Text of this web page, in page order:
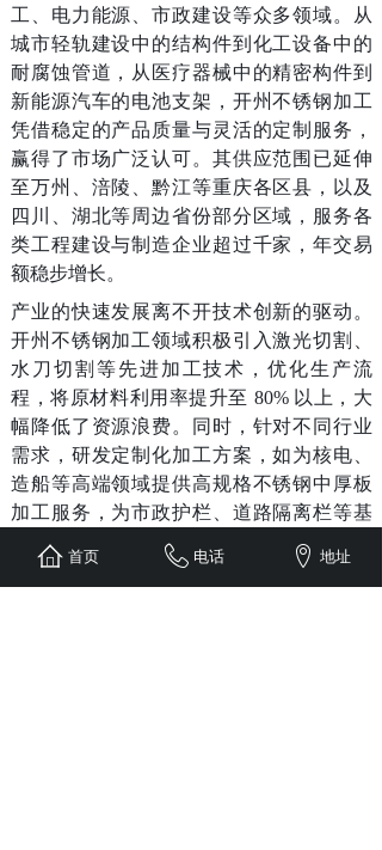
工、电力能源、市政建设等众多领域。从
城市轻轨建设中的结构件到化工设备中的
耐腐蚀管道，从医疗器械中的精密构件到
新能源汽车的电池支架，开州不锈钢加工
凭借稳定的产品质量与灵活的定制服务，
赢得了市场广泛认可。其供应范围已延伸
至万州、涪陵、黔江等重庆各区县，以及
四川、湖北等周边省份部分区域，服务各
类工程建设与制造企业超过千家，年交易
额稳步增长。
产业的快速发展离不开技术创新的驱动。
开州不锈钢加工领域积极引入激光切割、
水刀切割等先进加工技术，优化生产流
程，将原材料利用率提升至 80% 以上，大
幅降低了资源浪费。同时，针对不同行业
需求，研发定制化加工方案，如为核电、
造船等高端领域提供高规格不锈钢中厚板
加工服务，为市政护栏、道路隔离栏等基
建项目提供一体化加工安装解决方案，实
现了从基础加工向高端定制的转型。
首页 电话 地址